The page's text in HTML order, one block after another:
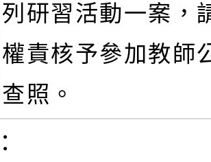
列研習活動一案，
權責核予參加教師
查照。